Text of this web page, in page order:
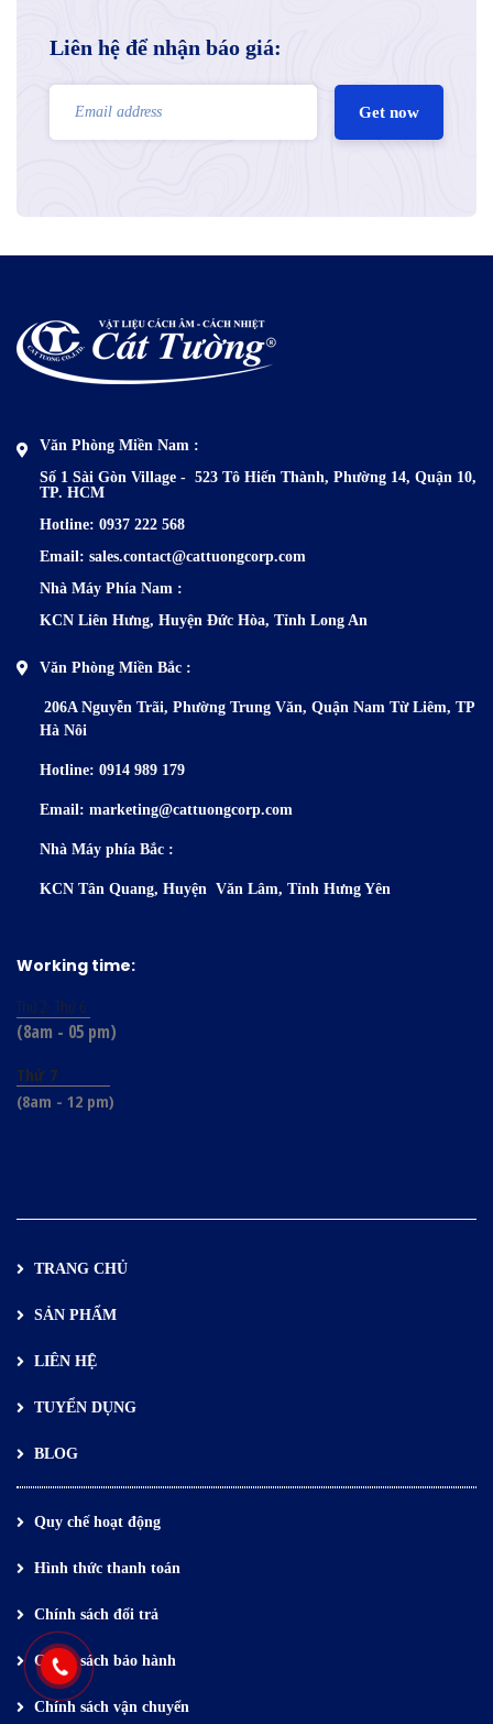
Liên hệ để nhận báo giá:
Get now
Văn Phòng Miền Nam :
Số 1 Sài Gòn Village - 523 Tô Hiến Thành, Phường 14, Quận 10,
TP. HCM
Hotline: 0937 222 568
Email: sales.contact@cattuongcorp.com
Nhà Máy Phía Nam :
KCN Liên Hưng, Huyện Đức Hòa, Tỉnh Long An
Văn Phòng Miền Bắc :
206A Nguyễn Trãi, Phường Trung Văn, Quận Nam Từ Liêm, TP
Hà Nôi
Hotline: 0914 989 179
Email: marketing@cattuongcorp.com
Nhà Máy phía Bắc :
KCN Tân Quang, Huyện Văn Lâm, Tỉnh Hưng Yên
Working time:
Thứ 2- Thứ 6
(8am - 05 pm)
Thứ 7
(8am - 12 pm)
TRANG CHỦ
SẢN PHẨM
LIÊN HỆ
TUYỂN DỤNG
BLOG
Quy chế hoạt động
Hình thức thanh toán
Chính sách đổi trả
Chính sách bảo hành
Chính sách vận chuyển